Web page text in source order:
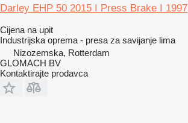
Darley EHP 50 2015 I Press Brake I 1997
Cijena na upit
Industrijska oprema - presa za savijanje lima
Nizozemska, Rotterdam
GLOMACH BV
Kontaktirajte prodavca